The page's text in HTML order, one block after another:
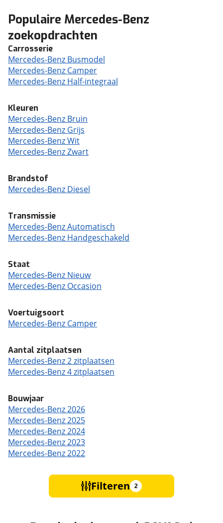
Populaire Mercedes-Benz
zoekopdrachten
Carrosserie
Mercedes-Benz Busmodel
Mercedes-Benz Camper
Mercedes-Benz Half-integraal
Kleuren
Mercedes-Benz Bruin
Mercedes-Benz Grijs
Mercedes-Benz Wit
Mercedes-Benz Zwart
Brandstof
Mercedes-Benz Diesel
Transmissie
Mercedes-Benz Automatisch
Mercedes-Benz Handgeschakeld
Staat
Mercedes-Benz Nieuw
Mercedes-Benz Occasion
Voertuigsoort
Mercedes-Benz Camper
Aantal zitplaatsen
Mercedes-Benz 2 zitplaatsen
Mercedes-Benz 4 zitplaatsen
Bouwjaar
Mercedes-Benz 2026
Mercedes-Benz 2025
Mercedes-Benz 2024
Mercedes-Benz 2023
Mercedes-Benz 2022
Filteren 2